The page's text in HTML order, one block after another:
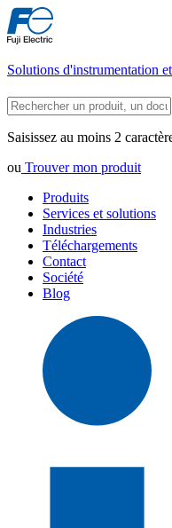
Solutions d'instrumentation
Saisissez au moins 2
ou Trouver mon produit
Produits
Services et solutions
Industries
Téléchargements
Contact
Société
Blog